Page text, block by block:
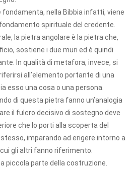
fondamenta, nella Bibbia infatti, viene
spirituale del credente.
la pietra angolare è la pietra che,
sostiene i due muri ed è quindi
In qualità di metafora, invece, si
all’elemento portante di una
esso una cosa o una persona.
di questa pietra fanno un’analogia
il fulcro decisivo di sostegno deve
che lo porti alla scoperta del
imparando ad erigere intorno a
gli altri fanno riferimento.
piccola parte della costruzione.